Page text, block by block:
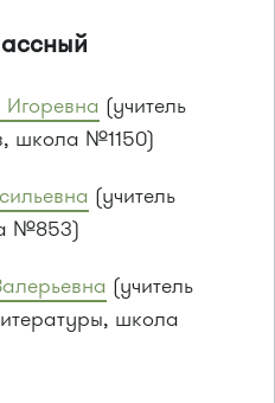
Игоревна (учитель
школа №1150)
(учитель
№853)
(учитель
школа